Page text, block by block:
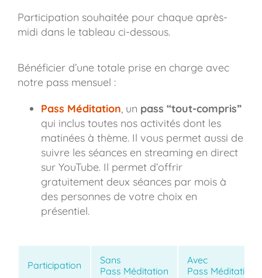
Participation souhaitée pour chaque après-
midi dans le tableau ci-dessous.
Bénéficier d’une totale prise en charge avec
notre pass mensuel :
Pass Méditation, un pass “tout-compris”
qui inclus toutes nos activités dont les
matinées à thème. Il vous permet aussi de
suivre les séances en streaming en direct
sur YouTube. Il permet d’offrir
gratuitement deux séances par mois à
des personnes de votre choix en
présentiel.
Participation
Sans
Pass Méditation
Avec
Pass Méditation